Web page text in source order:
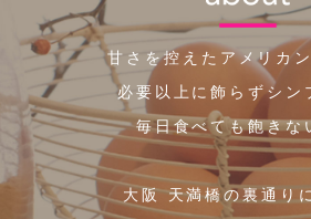
甘さを控えたアメリカン
必要以上に飾らずシン
毎日食べても飽きな
大阪 天満橋の裏通り